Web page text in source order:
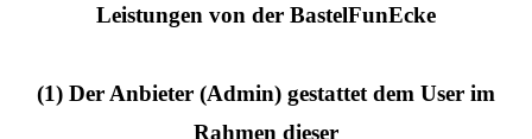
Leistungen von der BastelFunEcke
(1) Der Anbieter (Admin) gestattet dem User im
Rahmen dieser